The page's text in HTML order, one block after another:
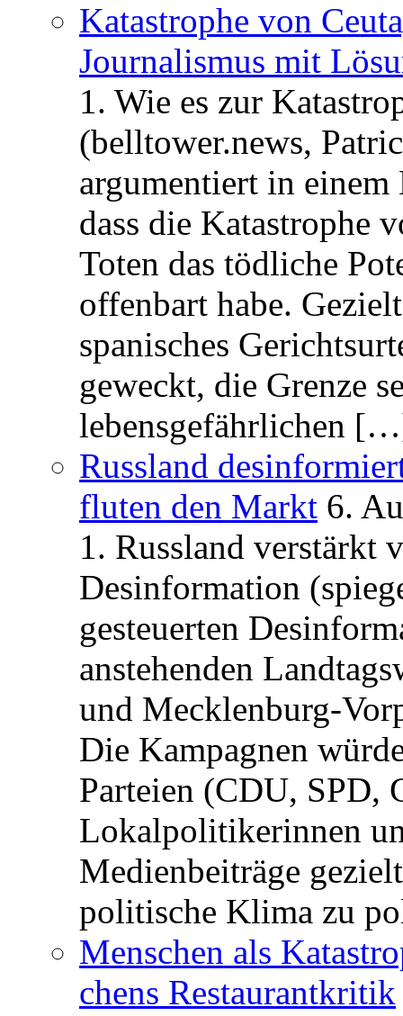
Katastrophe von
Journalismus mit
1. Wie es zur
(belltower.news,
argumentiert in
dass die Katastrophe
Toten das tödliche
offenbart habe.
spanisches
geweckt, die Grenze
lebensgefährlichen
Russland
fluten den Markt 6.
1. Russland verstärkt
Desinformation
gesteuerten
anstehenden
und Mecklenburg-
Die Kampagnen
Parteien (CDU, SPD,
Lokalpolitikerinnen
Medienbeiträge
politische Klima zu
Menschen als
chens Restau­rant­kritik